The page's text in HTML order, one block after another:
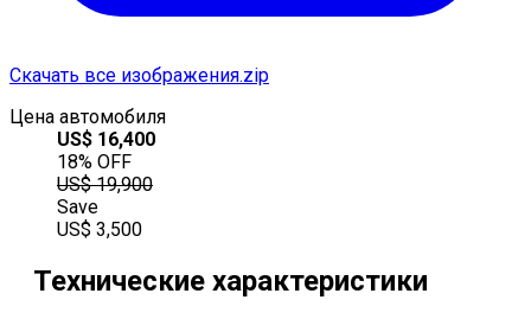
Скачать все изображения.zip
Цена автомобиля
US$ 16,400
18% OFF
US$ 19,900
Save
US$ 3,500
Технические характеристики